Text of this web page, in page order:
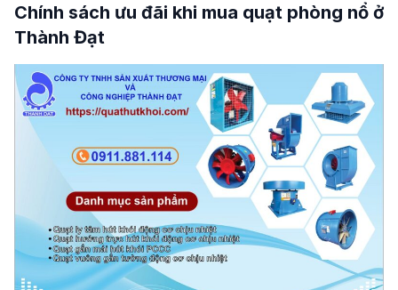
Chính sách ưu đãi khi mua quạt phòng nổ ở
Thành Đạt